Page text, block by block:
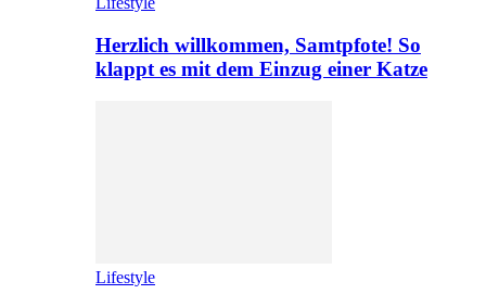
Herzlich willkommen, Samtpfote! So
klappt es mit dem Einzug einer Katze
Lifestyle